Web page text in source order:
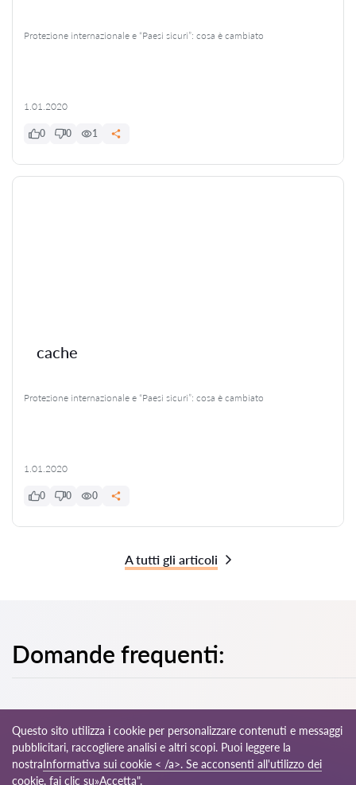
Protezione internazionale e “Paesi sicuri”: cosa è cambiato
1.01.2020
0 0 1
cache
Protezione internazionale e “Paesi sicuri”: cosa è cambiato
1.01.2020
0 0 0
A tutti gli articoli
Domande frequenti:
© 2026 Avvocati-it.com
Questo sito utilizza i cookie per personalizzare contenuti e messaggi
pubblicitari, raccogliere analisi e altri scopi. Puoi leggere la
nostraInformativa sui cookie < /a>. Se acconsenti all'utilizzo dei
cookie, fai clic su»Accetta".